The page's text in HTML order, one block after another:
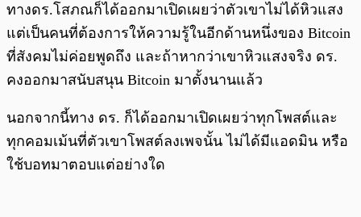
ทางดร.โสภณก็ได้ออกมาเปิดเผยว่าตัวเขาไม่ได้หิวแสง
แต่เป็นคนที่ต้องการให้ความรู้ในอีกด้านหนึ่งของ Bitcoin
ที่สังคมไม่ค่อยพูดถึง และถ้าหากว่าเขาหิวแสงจริง ดร.
คงออกมาสนับสนุน Bitcoin มาตั้งนานแล้ว
นอกจากนี้ทาง ดร. ก็ได้ออกมาเปิดเผยว่าทุกโพสต์และ
ทุกคอมเม้นที่ตัวเขาโพสต์ลงเพจนั้น ไม่ได้มีแอดมิน หรือ
ใช้บอทมาตอบแต่อย่างใด